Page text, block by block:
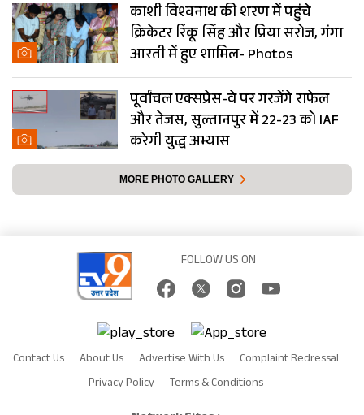
काशी विश्वनाथ की शरण में पहुंचे
क्रिकेटर रिंकू सिंह और प्रिया सरोज, गंगा
आरती में हुए शामिल- Photos
पूर्वांचल एक्सप्रेस-वे पर गरजेंगे राफेल
और तेजस, सुल्तानपुर में 22-23 को IAF
करेगी युद्ध अभ्यास
MORE PHOTO GALLERY
FOLLOW US ON
Contact Us About Us Advertise With Us
Complaint Redressal
Privacy Policy
Terms & Conditions